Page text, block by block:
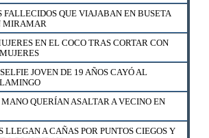
FALLECIDOS QUE VIAJABAN EN BUSETA
MIRAMAR
EN EL COCO TRAS CORTAR CON
JOVEN DE 19 AÑOS CAYÓ AL
QUERÍAN ASALTAR A VECINO EN
LLEGAN A CAÑAS POR PUNTOS CIEGOS Y